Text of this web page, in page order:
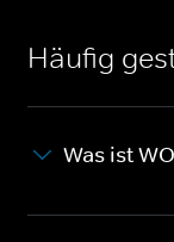
Häufig
Was ist